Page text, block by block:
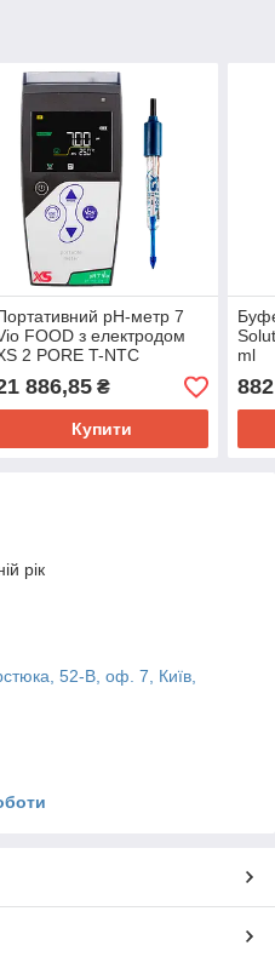
pH-метр 7
FOOD з електродом
2 PORE T-NTC
886,85₴
Купити
ml
рік
52-В, оф. 7, Київ,